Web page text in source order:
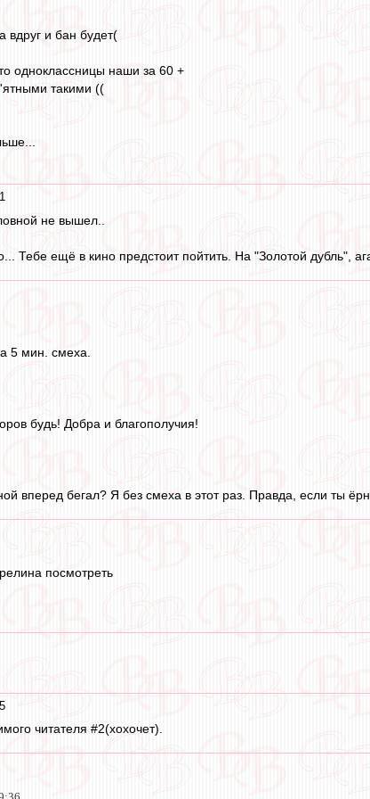
вдруг и бан будет(
одноклассницы наши за 60 +
такими ((
не вышел..
Тебе ещё в кино предстоит пойтить. На "Золотой дубль",
5 мин. смеха.
будь! Добра и благополучия!
вперед бегал? Я без смеха в этот раз. Правда, если ты
посмотреть
читателя #2(хохочет).